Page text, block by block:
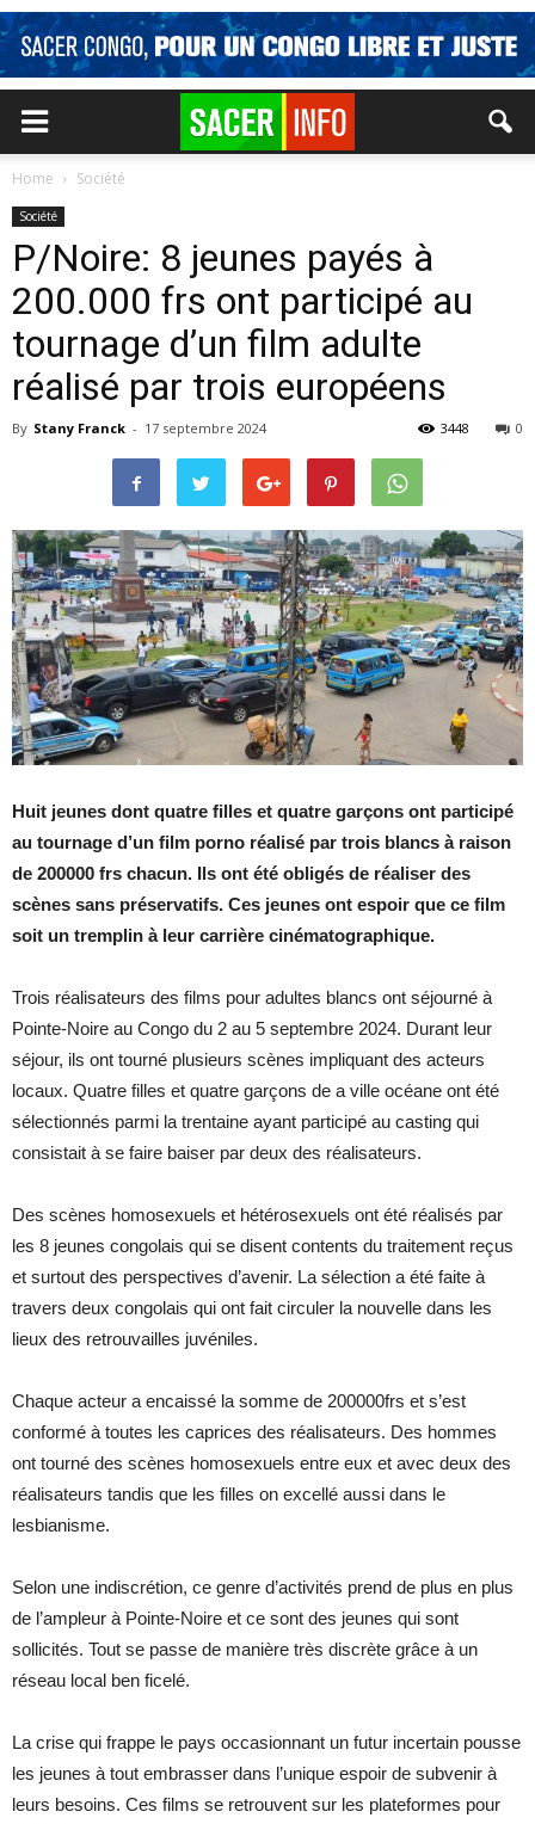
Home Société
Société
P/Noire: 8 jeunes payés à
200.000 frs ont participé au
tournage d’un film adulte
réalisé par trois européens
By Stany Franck - 17 septembre 2024 0
3448
Huit jeunes dont quatre filles et quatre garçons ont participé
au tournage d’un film porno réalisé par trois blancs à raison
de 200000 frs chacun. Ils ont été obligés de réaliser des
scènes sans préservatifs. Ces jeunes ont espoir que ce film
soit un tremplin à leur carrière cinématographique.
Trois réalisateurs des films pour adultes blancs ont séjourné à
Pointe-Noire au Congo du 2 au 5 septembre 2024. Durant leur
séjour, ils ont tourné plusieurs scènes impliquant des acteurs
locaux. Quatre filles et quatre garçons de a ville océane ont été
sélectionnés parmi la trentaine ayant participé au casting qui
consistait à se faire baiser par deux des réalisateurs.
Des scènes homosexuels et hétérosexuels ont été réalisés par
les 8 jeunes congolais qui se disent contents du traitement reçus
et surtout des perspectives d’avenir. La sélection a été faite à
travers deux congolais qui ont fait circuler la nouvelle dans les
lieux des retrouvailles juvéniles.
Chaque acteur a encaissé la somme de 200000frs et s’est
conformé à toutes les caprices des réalisateurs. Des hommes
ont tourné des scènes homosexuels entre eux et avec deux des
réalisateurs tandis que les filles on excellé aussi dans le
lesbianisme.
Selon une indiscrétion, ce genre d’activités prend de plus en plus
de l’ampleur à Pointe-Noire et ce sont des jeunes qui sont
sollicités. Tout se passe de manière très discrète grâce à un
réseau local ben ficelé.
La crise qui frappe le pays occasionnant un futur incertain pousse
les jeunes à tout embrasser dans l’unique espoir de subvenir à
leurs besoins. Ces films se retrouvent sur les plateformes pour